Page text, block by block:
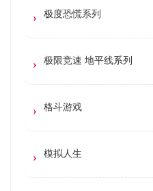
极度恐慌系列
极限竞速 地平线系列
格斗游戏
模拟人生